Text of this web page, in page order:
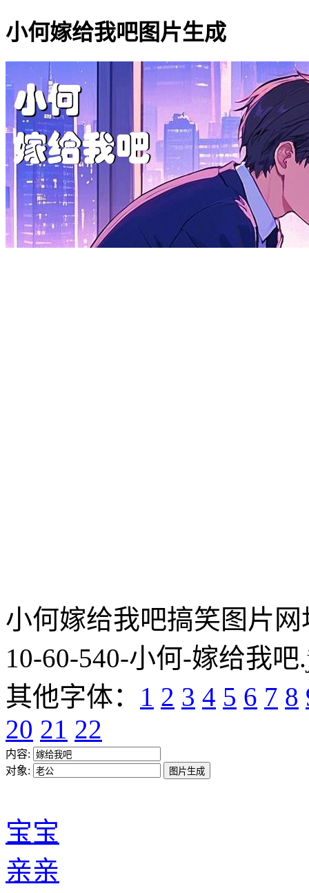
小何嫁给我吧图片生成
小何嫁给我吧搞笑图片网
10-60-540-小何-嫁给我吧
其他字体： 1 2 3 4 5 6 7 8
20 21 22
内容:
对象:
宝宝
亲亲